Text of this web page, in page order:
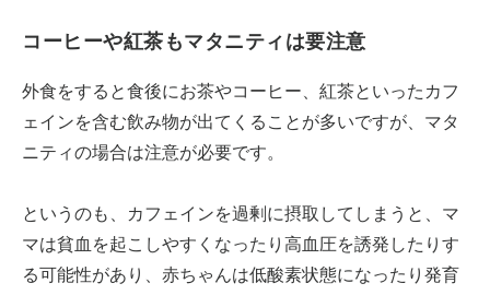
コーヒーや紅茶もマタニティは要注意
外食をすると食後にお茶やコーヒー、紅茶といったカフ
ェインを含む飲み物が出てくることが多いですが、マタ
ニティの場合は注意が必要です。
というのも、カフェインを過剰に摂取してしまうと、マ
マは貧血を起こしやすくなったり高血圧を誘発したりす
る可能性があり、赤ちゃんは低酸素状態になったり発育